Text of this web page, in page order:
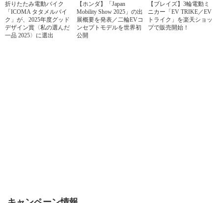
折りたたみ電動バイク
「ICOMA タタメルバイ
ク」が、2025年度グッド
デザイン賞〈私の選んだ
一品 2025〉に選出
【ホンダ】「Japan
Mobility Show 2025」の出
展概要を発表／二輪EVコ
ンセプトモデルを世界初
公開
【ブレイズ】3輪電動ミ
ニカー「EV TRIKE／EV
トライク」を楽天ショッ
プで販売開始！